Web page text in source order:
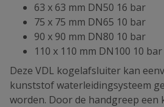
63 x 63 mm DN50 16 bar
75 x 75 mm DN65 10 bar
90 x 90 mm DN80 10 bar
110 x 110 mm DN100 10 bar
Deze VDL kogelafsluiter kan
kunststof waterleidingsysteem
worden. Door de handgreep een